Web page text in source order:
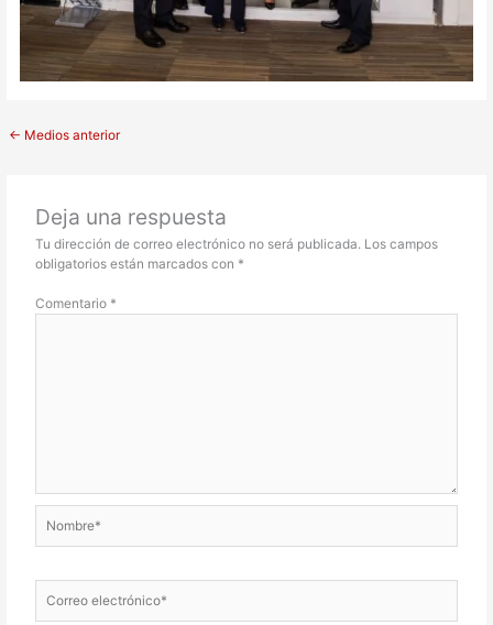
← Medios anterior
Deja una respuesta
Tu dirección de correo electrónico no será publicada. Los campos
obligatorios están marcados con *
Comentario *
electrónico*